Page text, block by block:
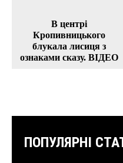
В центрі
Кропивницького
блукала лисиця з
ознаками сказу. ВІДЕО
ПОПУЛЯРНІ